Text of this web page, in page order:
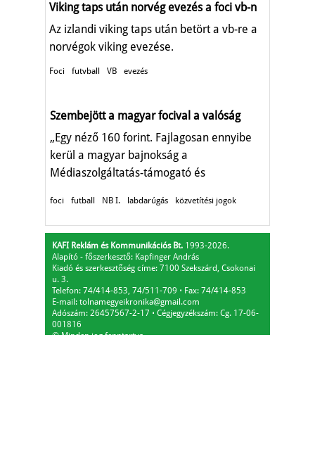
Viking taps után norvég evezés a foci vb-n
Az izlandi viking taps után betört a vb-re a
norvégok viking evezése.
Foci futvball VB evezés
Szembejött a magyar focival a valóság
„Egy néző 160 forint. Fajlagosan ennyibe
kerül a magyar bajnokság a
Médiaszolgáltatás-támogató és
foci futball NB I. labdarúgás közvetítési jogok
KAFI Reklám és Kommunikációs Bt. 1993-2026.
Alapító - főszerkesztő: Kapfinger András
Kiadó és szerkesztőség címe: 7100 Szekszárd, Csokonai
u. 3.
Telefon: 74/414-853, 74/511-709 ⋅ Fax: 74/414-853
E-mail: tolnamegyeikronika@gmail.com
Adószám: 26457567-2-17 ⋅ Cégjegyzékszám: Cg. 17-06-
001816
© Minden jog fenntartva.